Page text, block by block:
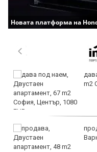
Новата платформа на
m2